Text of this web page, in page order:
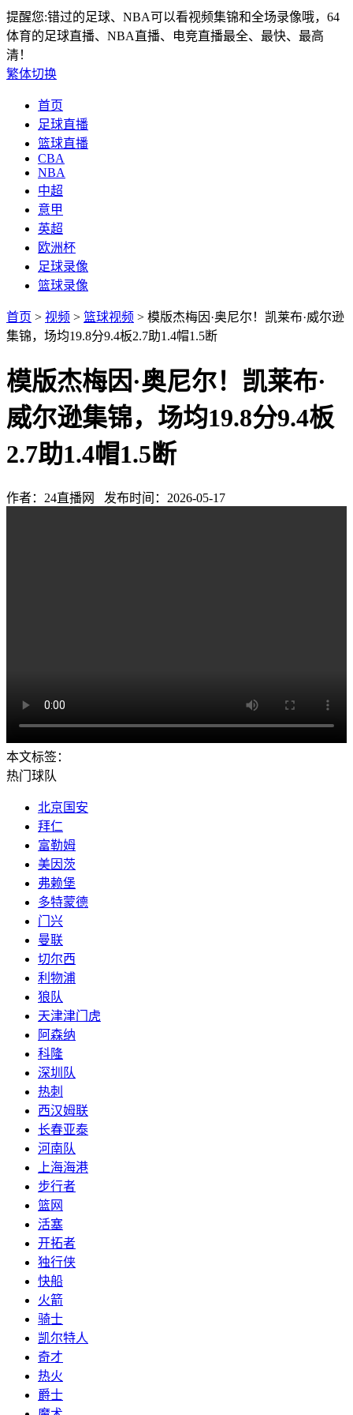
提醒您:错过的足球、NBA可以看视频集锦和全场录像哦，64
体育的足球直播、NBA直播、电竞直播最全、最快、最高
清！
繁体切换
首页
足球直播
篮球直播
CBA
NBA
中超
意甲
英超
欧洲杯
足球录像
篮球录像
首页 > 视频 > 篮球视频 > 模版杰梅因·奥尼尔！凯莱布·威尔逊
集锦，场均19.8分9.4板2.7助1.4帽1.5断
模版杰梅因·奥尼尔！凯莱布·
威尔逊集锦，场均19.8分9.4板
2.7助1.4帽1.5断
作者：24直播网 发布时间：2026-05-17
本文标签：
热门球队
北京国安
拜仁
富勒姆
美因茨
弗赖堡
多特蒙德
门兴
曼联
切尔西
利物浦
狼队
天津津门虎
阿森纳
科隆
深圳队
热刺
西汉姆联
长春亚泰
河南队
上海海港
步行者
篮网
活塞
开拓者
独行侠
快船
火箭
骑士
凯尔特人
奇才
热火
爵士